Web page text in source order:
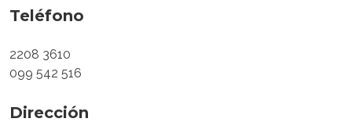
Teléfono
2208 3610
099 542 516
Dirección